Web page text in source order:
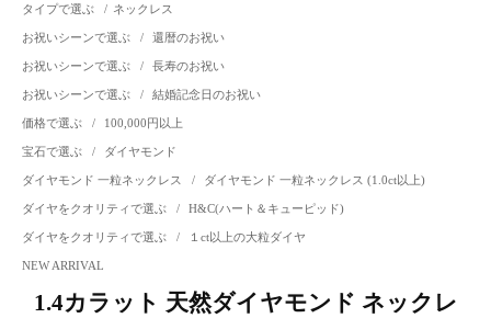
タイプで選ぶ / ネックレス
お祝いシーンで選ぶ / 還暦のお祝い
お祝いシーンで選ぶ / 長寿のお祝い
お祝いシーンで選ぶ / 結婚記念日のお祝い
価格で選ぶ / 100,000円以上
宝石で選ぶ / ダイヤモンド
ダイヤモンド 一粒ネックレス / ダイヤモンド 一粒ネックレス (1.0ct以上)
ダイヤをクオリティで選ぶ / H&C(ハート＆キューピッド)
ダイヤをクオリティで選ぶ / １ct以上の大粒ダイヤ
NEW ARRIVAL
1.4カラット 天然ダイヤモンド ネックレ